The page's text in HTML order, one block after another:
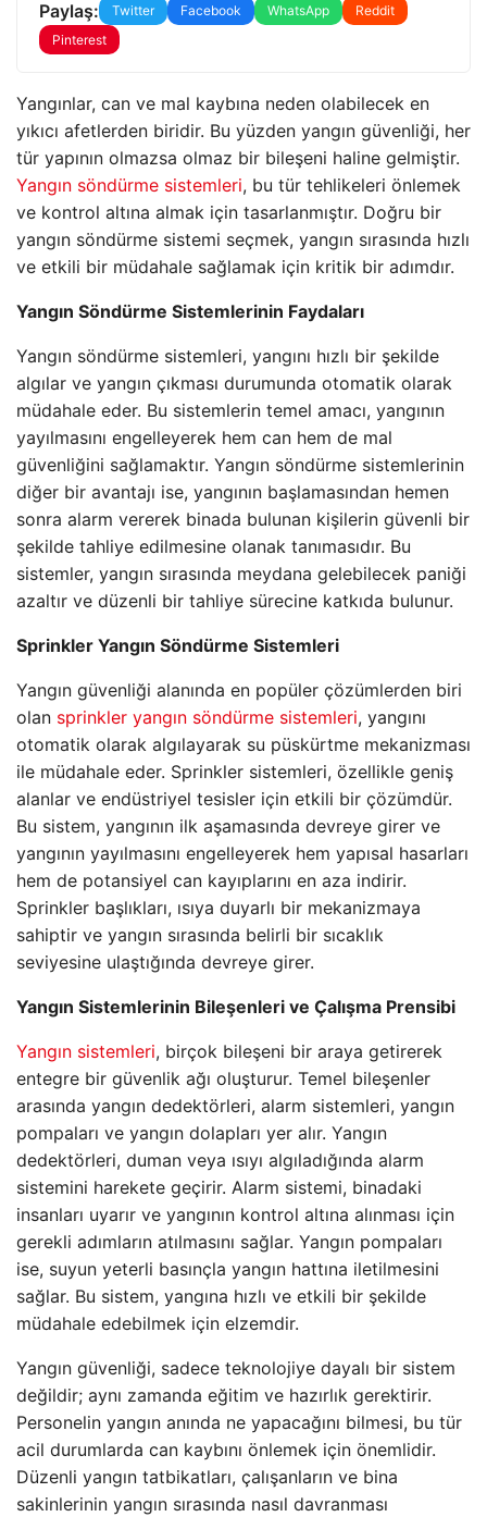
Paylaş: Twitter Facebook WhatsApp
Reddit
Pinterest
Yangınlar, can ve mal kaybına neden olabilecek en
yıkıcı afetlerden biridir. Bu yüzden yangın güvenliği, her
tür yapının olmazsa olmaz bir bileşeni haline gelmiştir.
Yangın söndürme sistemleri, bu tür tehlikeleri önlemek
ve kontrol altına almak için tasarlanmıştır. Doğru bir
yangın söndürme sistemi seçmek, yangın sırasında hızlı
ve etkili bir müdahale sağlamak için kritik bir adımdır.
Yangın Söndürme Sistemlerinin Faydaları
Yangın söndürme sistemleri, yangını hızlı bir şekilde
algılar ve yangın çıkması durumunda otomatik olarak
müdahale eder. Bu sistemlerin temel amacı, yangının
yayılmasını engelleyerek hem can hem de mal
güvenliğini sağlamaktır. Yangın söndürme sistemlerinin
diğer bir avantajı ise, yangının başlamasından hemen
sonra alarm vererek binada bulunan kişilerin güvenli bir
şekilde tahliye edilmesine olanak tanımasıdır. Bu
sistemler, yangın sırasında meydana gelebilecek paniği
azaltır ve düzenli bir tahliye sürecine katkıda bulunur.
Sprinkler Yangın Söndürme Sistemleri
Yangın güvenliği alanında en popüler çözümlerden biri
olan sprinkler yangın söndürme sistemleri, yangını
otomatik olarak algılayarak su püskürtme mekanizması
ile müdahale eder. Sprinkler sistemleri, özellikle geniş
alanlar ve endüstriyel tesisler için etkili bir çözümdür.
Bu sistem, yangının ilk aşamasında devreye girer ve
yangının yayılmasını engelleyerek hem yapısal hasarları
hem de potansiyel can kayıplarını en aza indirir.
Sprinkler başlıkları, ısıya duyarlı bir mekanizmaya
sahiptir ve yangın sırasında belirli bir sıcaklık
seviyesine ulaştığında devreye girer.
Yangın Sistemlerinin Bileşenleri ve Çalışma Prensibi
Yangın sistemleri, birçok bileşeni bir araya getirerek
entegre bir güvenlik ağı oluşturur. Temel bileşenler
arasında yangın dedektörleri, alarm sistemleri, yangın
pompaları ve yangın dolapları yer alır. Yangın
dedektörleri, duman veya ısıyı algıladığında alarm
sistemini harekete geçirir. Alarm sistemi, binadaki
insanları uyarır ve yangının kontrol altına alınması için
gerekli adımların atılmasını sağlar. Yangın pompaları
ise, suyun yeterli basınçla yangın hattına iletilmesini
sağlar. Bu sistem, yangına hızlı ve etkili bir şekilde
müdahale edebilmek için elzemdir.
Yangın güvenliği, sadece teknolojiye dayalı bir sistem
değildir; aynı zamanda eğitim ve hazırlık gerektirir.
Personelin yangın anında ne yapacağını bilmesi, bu tür
acil durumlarda can kaybını önlemek için önemlidir.
Düzenli yangın tatbikatları, çalışanların ve bina
sakinlerinin yangın sırasında nasıl davranması